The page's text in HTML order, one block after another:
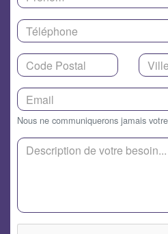
Nous ne communiquerons jamais